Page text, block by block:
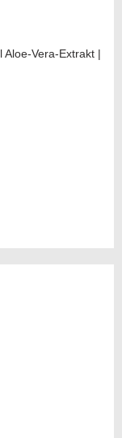
Vera-Extrakt |